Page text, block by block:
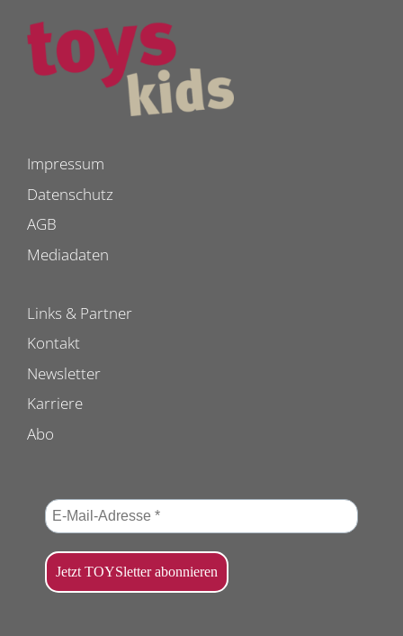
Impressum
Datenschutz
AGB
Mediadaten
Links & Partner
Kontakt
Newsletter
Karriere
Abo